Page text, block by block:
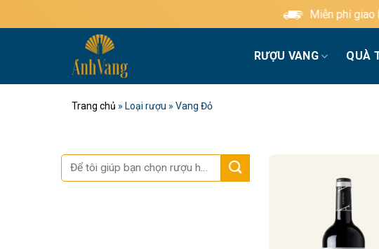
qua
Miễn phí giao hàng tiêu chuẩn
RƯỢU VANG QUÀ
Trang chủ » Loại rượu » Vang Đỏ
Tìm
kiếm: